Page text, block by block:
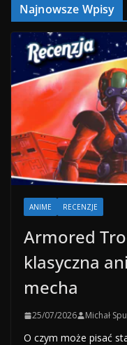
Najnowsze Wpisy
ANIME RECENZJE
Armored
klasyczna
mecha
25/07/2026 Michał
O czym może pisać